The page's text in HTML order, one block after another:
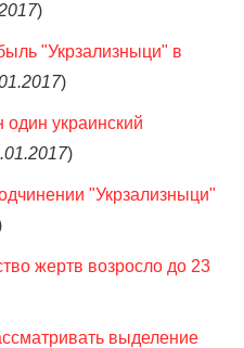
)
"Укрзализныци" в
)
один украинский
)
"Укрзализныци"
жертв возросло до 23
выделение